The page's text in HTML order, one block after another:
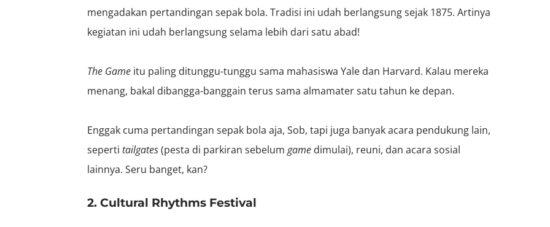
mengadakan pertandingan sepak bola. Tradisi ini udah berlangsung sejak 1875. Artinya
kegiatan ini udah berlangsung selama lebih dari satu abad!
The Game itu paling ditunggu-tunggu sama mahasiswa Yale dan Harvard. Kalau mereka
menang, bakal dibangga-banggain terus sama almamater satu tahun ke depan.
Enggak cuma pertandingan sepak bola aja, Sob, tapi juga banyak acara pendukung lain,
seperti tailgates(pesta di parkiran sebelum game dimulai), reuni, dan acara sosial
lainnya. Seru banget, kan?
2. Cultural Rhythms Festival